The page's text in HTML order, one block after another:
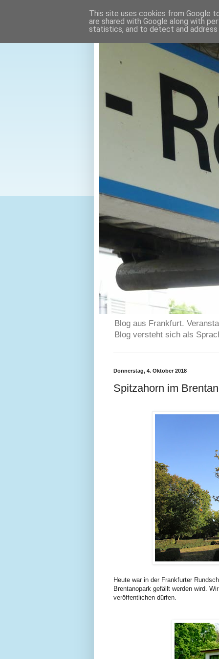
Blog aus Frankfurt.
Blog versteht sich als
Donnerstag, 4. Oktober 2018
Spitzahorn im
Heute war in der Frankfurter
Brentanopark gefällt werden wird.
veröffentlichen dürfen.
This site uses cookies from Google
are shared with Google along with
statistics, and to detect and address